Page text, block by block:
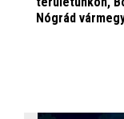
Nógrád